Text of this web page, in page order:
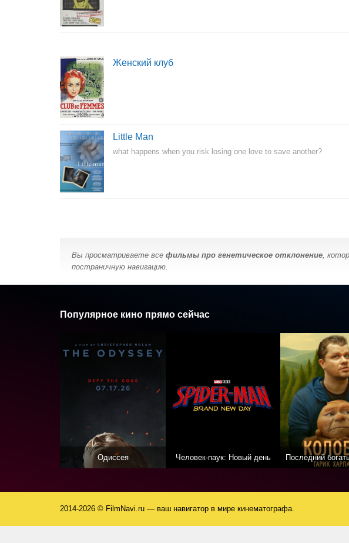
Женский клуб
Little Man
what happens when you risk losing one love to save another?
Вы просматриваете все фильмы про генетическое отклонение,
постраничную навигацию.
Популярное кино прямо сейчас
Одиссея Человек-паук: Новый день
2014-2026 © FilmNavi.ru — ваш навигатор в мире кинематографа.